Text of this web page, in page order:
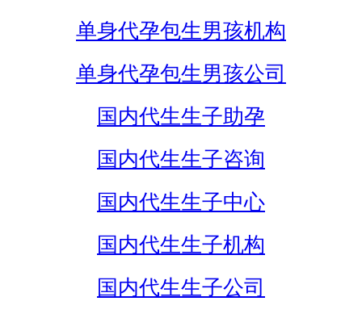
单身代孕包生男孩机构
单身代孕包生男孩公司
国内代生生子助孕
国内代生生子咨询
国内代生生子中心
国内代生生子机构
国内代生生子公司